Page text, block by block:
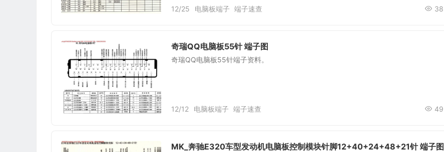
12/25 38
电脑板端子 端子速查
奇瑞QQ电脑板55针 端子图
奇瑞QQ电脑板55针端子资料。
12/12 49
电脑板端子 端子速查
MK_奔驰E320车型发动机电脑板控制模块针脚12+40+24+48+21针 端子图